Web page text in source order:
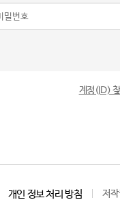
계정(ID)
개인 정보 처리 방침 저